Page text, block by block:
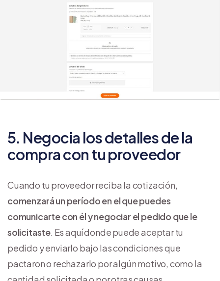
5. Negocia los detalles de la
compra con tu proveedor
Cuando tu proveedor reciba la cotización,
comenzará un período en el que puedes
comunicarte con él y negociar el pedido que le
solicitaste. Es aquí donde puede aceptar tu
pedido y enviarlo bajo las condiciones que
pactaron o rechazarlo por algún motivo, como la